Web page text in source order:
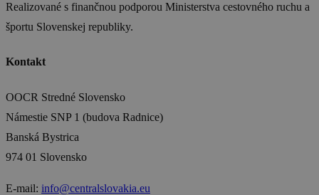
Realizované s finančnou podporou Ministerstva cestovného ruchu a
športu Slovenskej republiky.
Kontakt
OOCR Stredné Slovensko
Námestie SNP 1 (budova Radnice)
Banská Bystrica
974 01 Slovensko
E-mail: info@centralslovakia.eu